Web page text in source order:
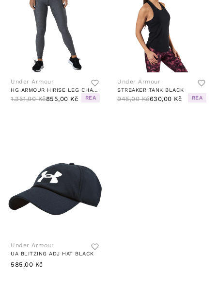
Under Armour
HG ARMOUR HIRISE LEG CHARCOAL LIGHT HEATHER
1.351,00 Kč855,00 Kč REA
Under Armour
STREAKER TANK BLACK
945,00 Kč630,00 Kč REA
Under Armour
UA BLITZING ADJ HAT BLACK
585,00 Kč